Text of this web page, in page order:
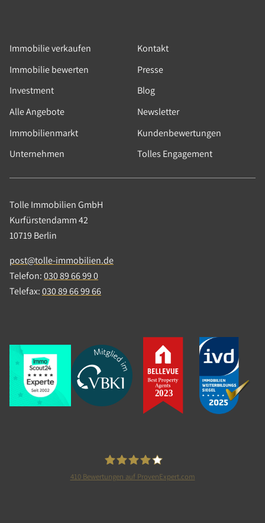
Immobilie verkaufen
Immobilie bewerten
Investment
Alle Angebote
Immobilienmarkt
Unternehmen
Kontakt
Presse
Blog
Newsletter
Kundenbewertungen
Tolles Engagement
Tolle Immobilien GmbH
Kurfürstendamm 42
10719 Berlin
post@tolle-immobilien.de
Telefon:030 89 66 99 0
Telefax:030 89 66 99 66
410Bewertungen auf ProvenExpert.com